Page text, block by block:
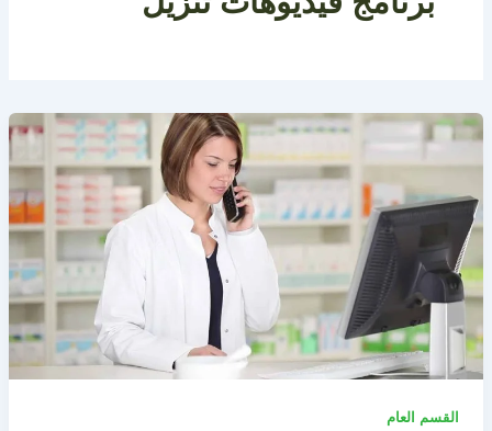
القسم العام